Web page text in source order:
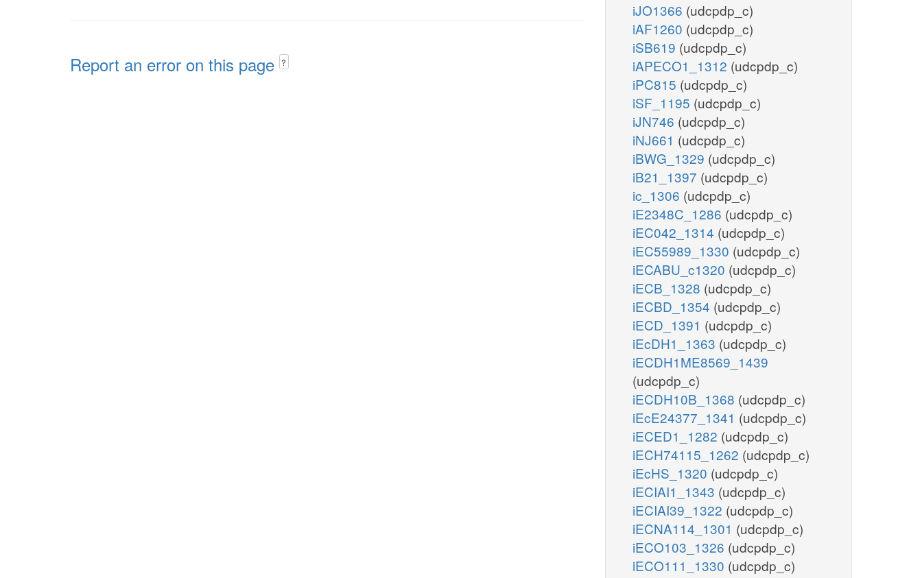
Report an error on this page ?
iJO1366 (udcpdp_c)
iAF1260 (udcpdp_c)
iSB619 (udcpdp_c)
iAPECO1_1312 (udcpdp_c)
iPC815 (udcpdp_c)
iSF_1195 (udcpdp_c)
iJN746 (udcpdp_c)
iNJ661 (udcpdp_c)
iBWG_1329 (udcpdp_c)
iB21_1397 (udcpdp_c)
ic_1306 (udcpdp_c)
iE2348C_1286 (udcpdp_c)
iEC042_1314 (udcpdp_c)
iEC55989_1330 (udcpdp_c)
iECABU_c1320 (udcpdp_c)
iECB_1328 (udcpdp_c)
iECBD_1354 (udcpdp_c)
iECD_1391 (udcpdp_c)
iEcDH1_1363 (udcpdp_c)
iECDH1ME8569_1439
(udcpdp_c)
iECDH10B_1368 (udcpdp_c)
iEcE24377_1341 (udcpdp_c)
iECED1_1282 (udcpdp_c)
iECH74115_1262 (udcpdp_c)
iEcHS_1320 (udcpdp_c)
iECIAI1_1343 (udcpdp_c)
iECIAI39_1322 (udcpdp_c)
iECNA114_1301 (udcpdp_c)
iECO103_1326 (udcpdp_c)
iECO111_1330 (udcpdp_c)